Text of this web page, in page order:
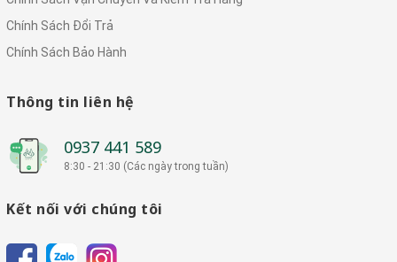
Chính Sách Đổi Trả
Chính Sách Bảo Hành
Thông tin liên hệ
0937 441 589
8:30 - 21:30 (Các ngày trong tuần)
Kết nối với chúng tôi